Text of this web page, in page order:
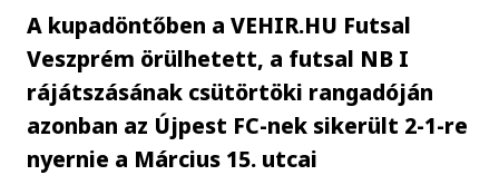
A kupadöntőben a VEHIR.HU Futsal
Veszprém örülhetett, a futsal NB I
rájátszásának csütörtöki rangadóján
azonban az Újpest FC-nek sikerült 2-1-re
nyernie a Március 15. utcai